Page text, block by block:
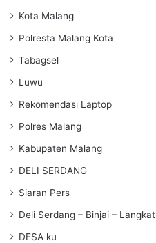
Kota Malang
Polresta Malang Kota
Tabagsel
Luwu
Rekomendasi Laptop
Polres Malang
Kabupaten Malang
DELI SERDANG
Siaran Pers
Deli Serdang – Binjai – Langkat
DESA ku